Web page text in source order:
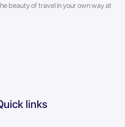
beauty of travel in your own way at
links